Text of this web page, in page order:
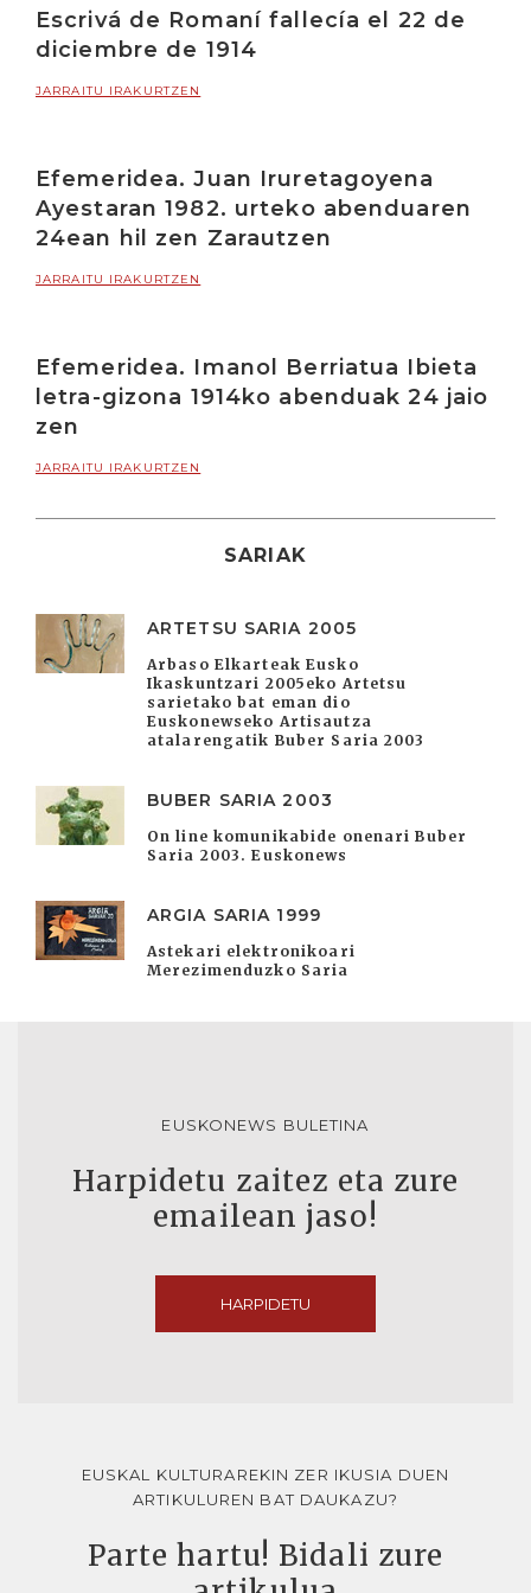
Escrivá de Romaní fallecía el 22 de
diciembre de 1914
JARRAITU IRAKURTZEN
Efemeridea. Juan Iruretagoyena
Ayestaran 1982. urteko abenduaren
24ean hil zen Zarautzen
JARRAITU IRAKURTZEN
Efemeridea. Imanol Berriatua Ibieta
letra-gizona 1914ko abenduak 24 jaio
zen
JARRAITU IRAKURTZEN
SARIAK
ARTETSU SARIA 2005
Arbaso Elkarteak Eusko
Ikaskuntzari 2005eko Artetsu
sarietako bat eman dio
Euskonewseko Artisautza
atalarengatik Buber Saria 2003
BUBER SARIA 2003
On line komunikabide onenari Buber
Saria 2003. Euskonews
ARGIA SARIA 1999
Astekari elektronikoari
Merezimenduzko Saria
EUSKONEWS BULETINA
Harpidetu zaitez eta zure
emailean jaso!
HARPIDETU
EUSKAL KULTURAREKIN ZER IKUSIA DUEN
ARTIKULUREN BAT DAUKAZU?
Parte hartu! Bidali zure